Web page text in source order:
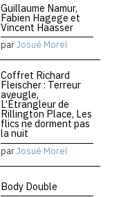
Guillaume Namur,
Fabien Hagege et
Vincent Haasser
parJosué Morel
Coffret Richard
Fleischer : Terreur
aveugle,
L’Étrangleur de
Rillington Place, Les
flics ne dorment pas
la nuit
parJosué Morel
Body Double